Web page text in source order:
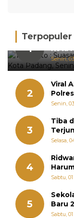
Terpopuler
1
Hujan
Kota
Senin,
2
Viral
Senin,
3
Tiba
Selasa,
4
Sabtu,
5
Baru
Sabtu,